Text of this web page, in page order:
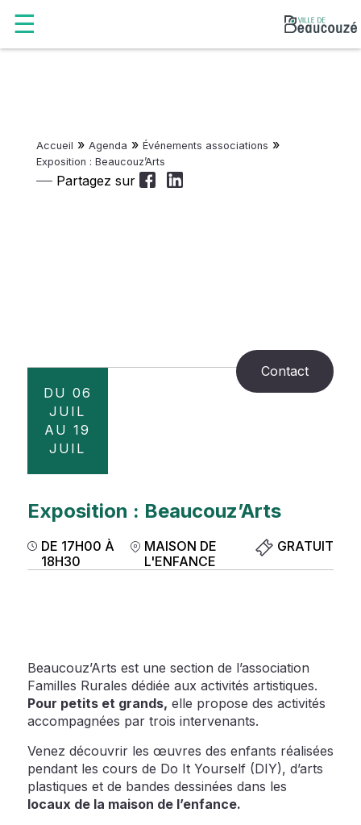
Accueil » Agenda » Événements associations »
Exposition : Beaucouz’Arts
Partagez sur
Contact
DU 06
JUIL
AU 19
JUIL
Exposition : Beaucouz’Arts
DE 17H00 À
18H30
MAISON DE
L'ENFANCE
GRATUIT
Beaucouz’Arts est une section de l’association
Familles Rurales dédiée aux activités artistiques.
Pour petits et grands, elle propose des activités
accompagnées par trois intervenants.
Venez découvrir les œuvres des enfants réalisées
pendant les cours de Do It Yourself (DIY), d’arts
plastiques et de bandes dessinées dans les
locaux de la maison de l’enfance.